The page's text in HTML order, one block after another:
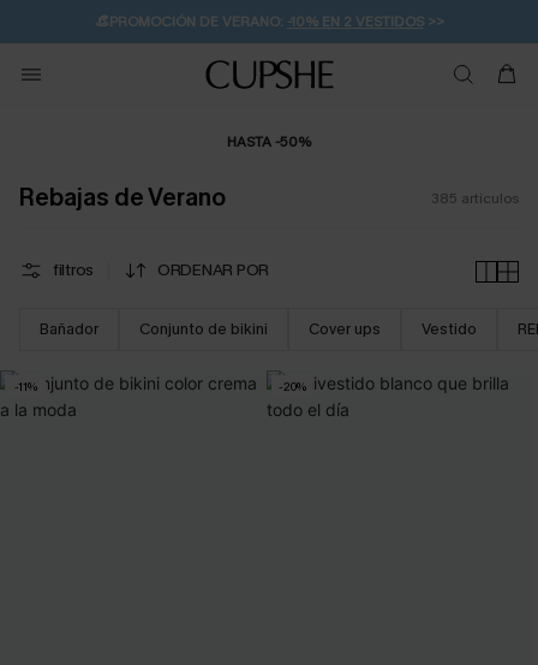
👒PROMOCIÓN DE VERANO: -10% EN 2 VESTIDOS>>
💌¡SUSCRIBIRSE & GANAR -10% EXTRA!
🚚ENVÍO GRATUITO A PARTIR DE 49 € >>
HASTA -50%
Rebajas de Verano 385 artículos
filtros ORDENAR POR
Bañador Conjunto de bikini Cover ups Vestido
-11% -20%